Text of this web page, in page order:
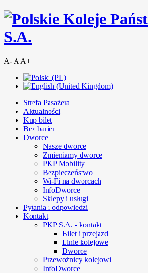
A- A A+
Strefa Pasażera
Aktualności
Kup bilet
Bez barier
Dworce
Nasze dworce
Zmieniamy dworce
PKP Mobility
Bezpieczeństwo
Wi-Fi na dworcach
InfoDworce
Sklepy i usługi
Pytania i odpowiedzi
Kontakt
PKP S.A. - kontakt
Bilet i przejazd
Linie kolejowe
Dworce
Przewoźnicy kolejowi
InfoDworce